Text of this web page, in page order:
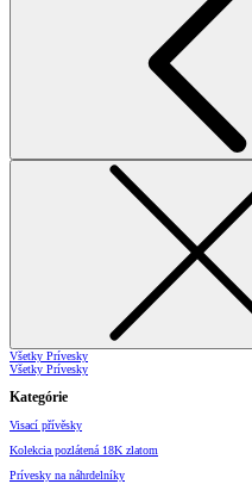
Všetky Prívesky
Všetky Prívesky
Kategórie
Visací přívěsky
Kolekcia pozlátená 18K zlatom
Prívesky na náhrdelníky